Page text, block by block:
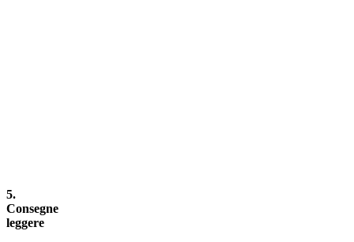
5.
Consegne
leggere